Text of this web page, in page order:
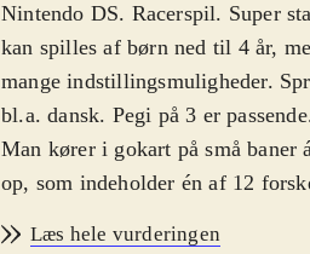
Nintendo DS. Racerspil. Super
kan spilles af børn ned til 4 år,
mange indstillingsmuligheder.
bl.a. dansk. Pegi på 3 er passende
Man kører i gokart på små baner
op, som indeholder én af 12
Læs hele vurderingen